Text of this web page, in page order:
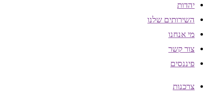
יהדות
השירותים שלנו
מי אנחנו
צור קשר
פיננסים
צרכנות